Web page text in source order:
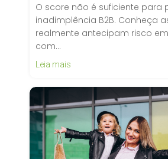
O score não é suficiente para
inadimplência B2B. Conheça
realmente antecipam risco
com…
Leia mais